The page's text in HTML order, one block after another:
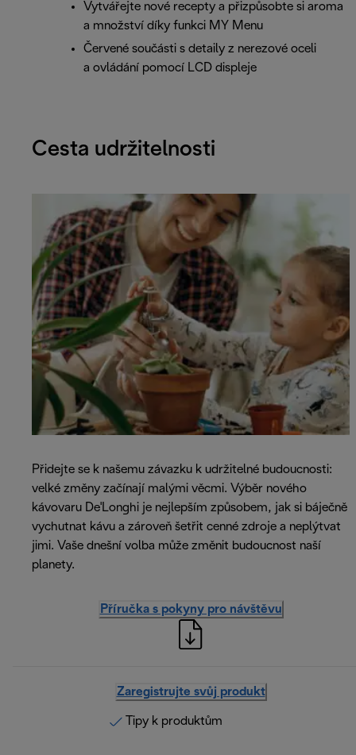
Vytvářejte nové recepty a přizpůsobte si aroma
a množství díky funkci MY Menu
Červené součásti s detaily z nerezové oceli
a ovládání pomocí LCD displeje
Cesta udržitelnosti
Přidejte se k našemu závazku k udržitelné budoucnosti:
velké změny začínají malými věcmi. Výběr nového
kávovaru De'Longhi je nejlepším způsobem, jak si báječně
vychutnat kávu a zároveň šetřit cenné zdroje a neplýtvat
jimi. Vaše dnešní volba může změnit budoucnost naší
planety.
Příručka s pokyny pro návštěvu
Zaregistrujte svůj produkt
Tipy k produktům